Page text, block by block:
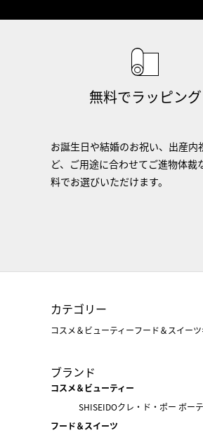
無料でラッピング
お誕生日や結婚のお祝い、出産内
ど、ご用途に合わせてご進物体裁
料でお選びいただけます。
カテゴリー
コスメ＆ビューティーフード＆スイーツ
ブランド
コスメ＆ビューティー
SHISEIDOクレ・ド・ポー ボーテ
フード＆スイーツ